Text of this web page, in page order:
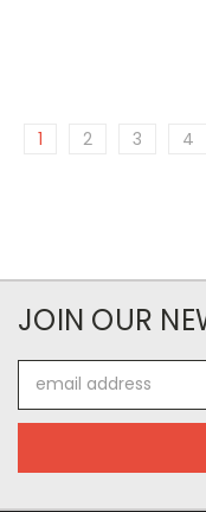
1 2 3 4
JOIN OUR
Address